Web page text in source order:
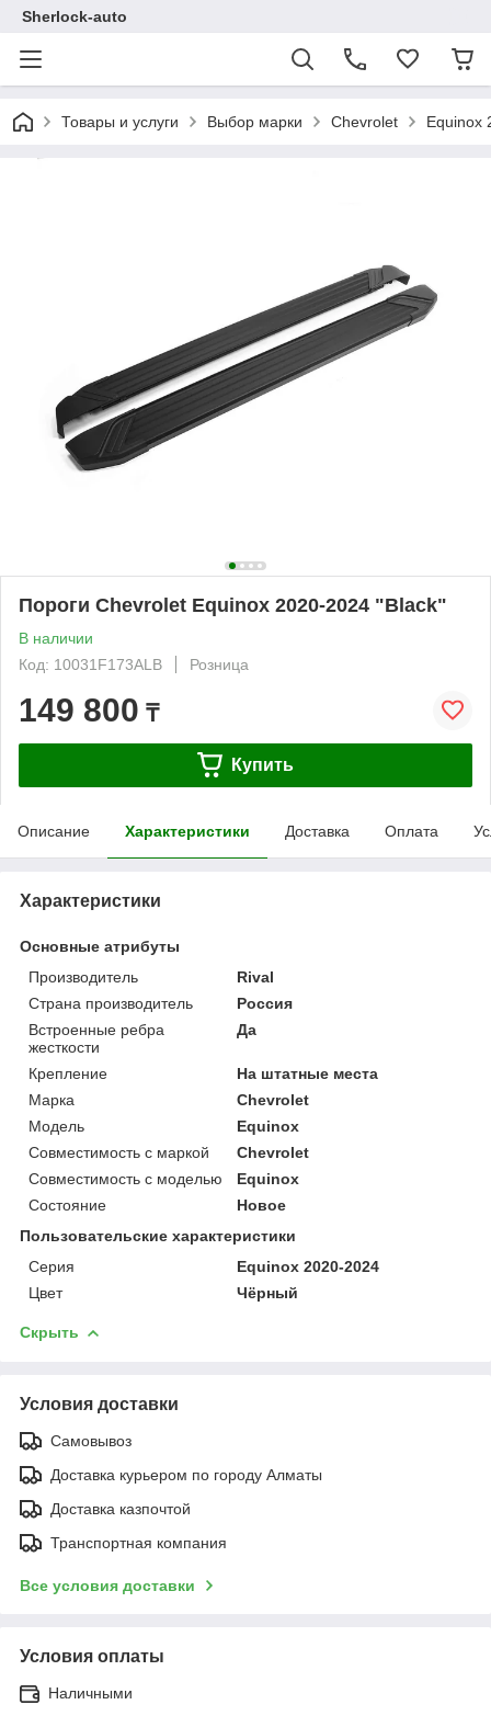
Sherlock-auto
Товары и услуги Выбор марки Chevrolet Equinox
Пороги Chevrolet Equinox 2020-2024 "Black"
В наличии
Код: 10031F173ALB
Розница
149 800 ₸
Купить
Описание Характеристики Доставка Оплата
Характеристики
Основные атрибуты
Производитель
Rival
Страна производитель
Россия
Встроенные ребра
жесткости
Да
Крепление
На штатные места
Марка
Chevrolet
Модель
Equinox
Совместимость с маркой
Chevrolet
Совместимость с моделью
Equinox
Состояние
Новое
Пользовательские характеристики
Серия
Equinox 2020-2024
Цвет
Чёрный
Скрыть
Условия доставки
Самовывоз
Доставка курьером по городу Алматы
Доставка казпочтой
Транспортная компания
Все условия доставки
Условия оплаты
Наличными